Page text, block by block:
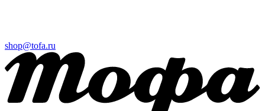
shop@tofa.ru